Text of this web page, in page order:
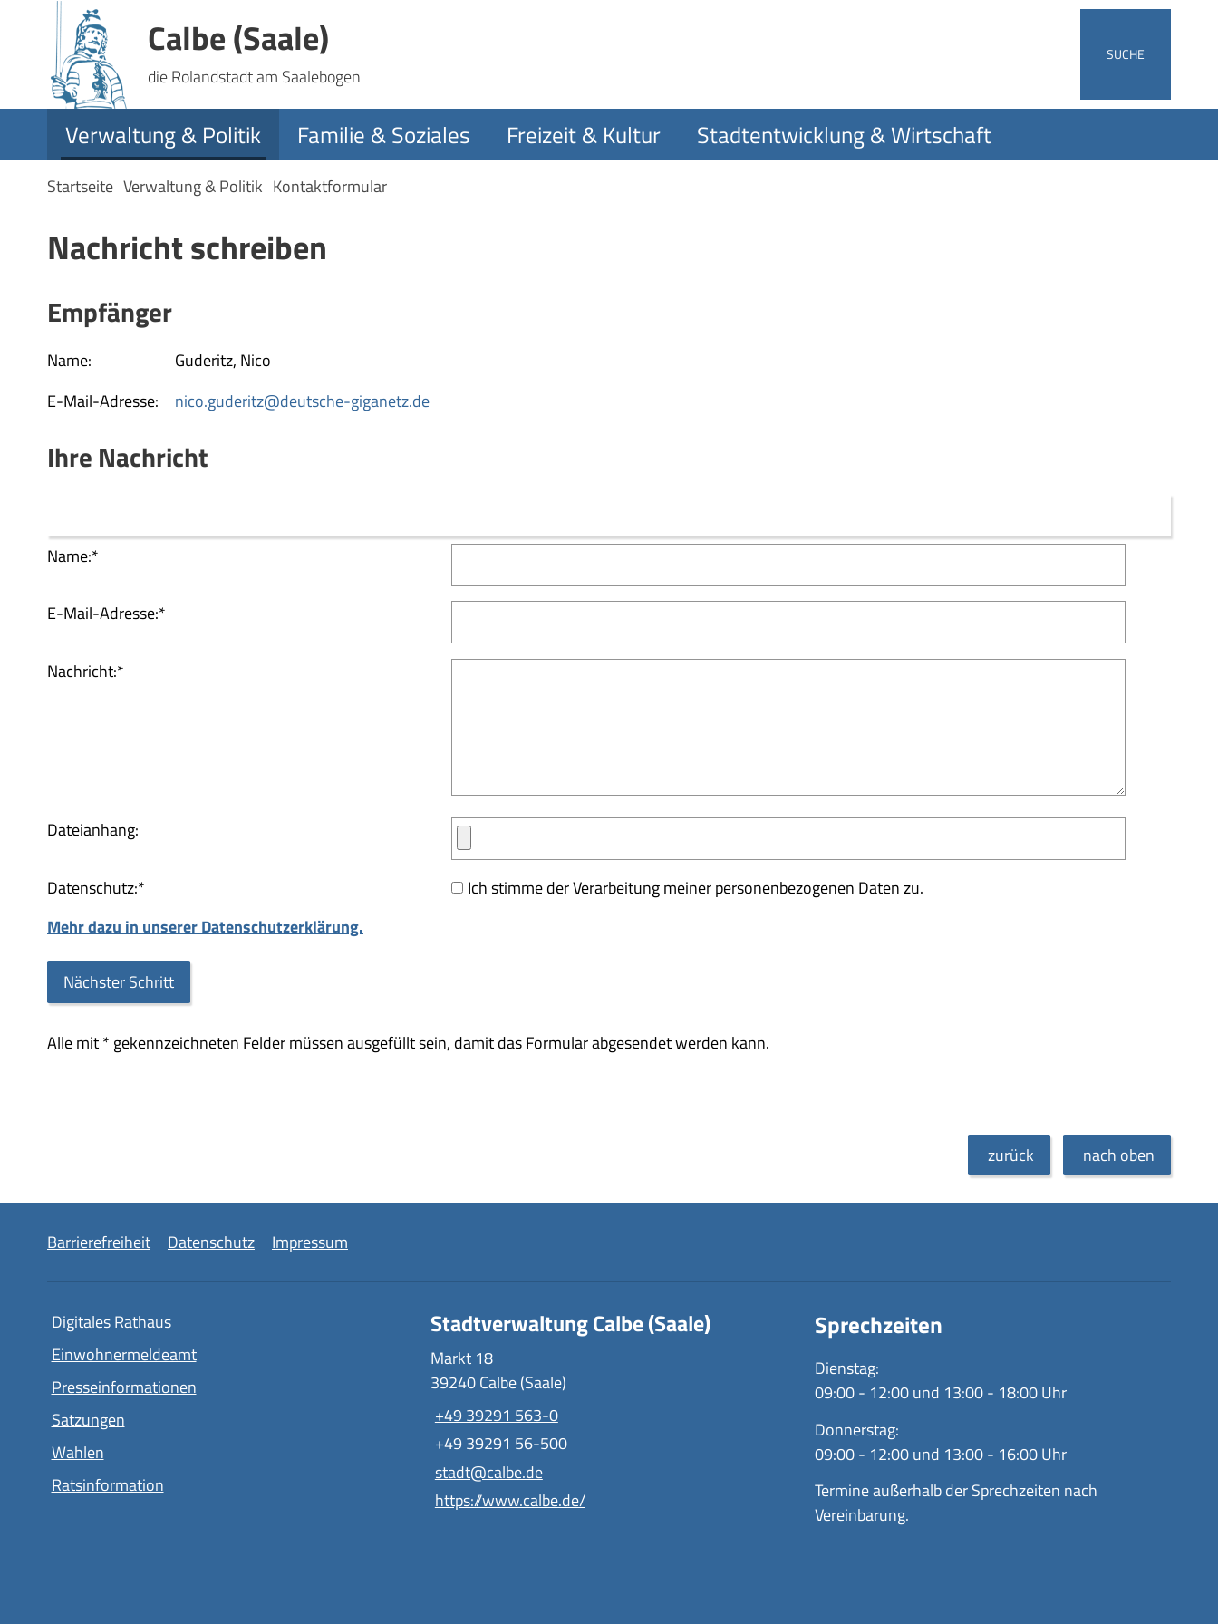
Calbe (Saale)
die Rolandstadt am Saalebogen
SUCHE
Verwaltung & Politik Familie & Soziales Freizeit & Kultur Stadtentwicklung & Wirtschaft
Startseite Verwaltung & Politik Kontaktformular
Nachricht schreiben
Empfänger
Name:
Guderitz, Nico
E-Mail-Adresse:
nico.guderitz@deutsche-giganetz.de
Ihre Nachricht
Name:*
E-Mail-Adresse:*
Nachricht:*
Dateianhang:
Datenschutz:*
Ich stimme der Verarbeitung meiner personenbezogenen Daten zu.
Mehr dazu in unserer Datenschutzerklärung.
Alle mit* gekennzeichneten Felder müssen ausgefüllt sein, damit das Formular abgesendet werden kann.
zurück nach oben
Barrierefreiheit Datenschutz Impressum
Digitales Rathaus
Einwohnermeldeamt
Presseinformationen
Satzungen
Wahlen
Ratsinformation
Stadtverwaltung Calbe (Saale)
Markt 18
39240 Calbe (Saale)
+49 39291 563-0
+49 39291 56-500
stadt@calbe.de
https://www.calbe.de/
Sprechzeiten
Dienstag:
09:00 - 12:00 und 13:00 - 18:00 Uhr
Donnerstag:
09:00 - 12:00 und 13:00 - 16:00 Uhr
Termine außerhalb der Sprechzeiten nach
Vereinbarung.